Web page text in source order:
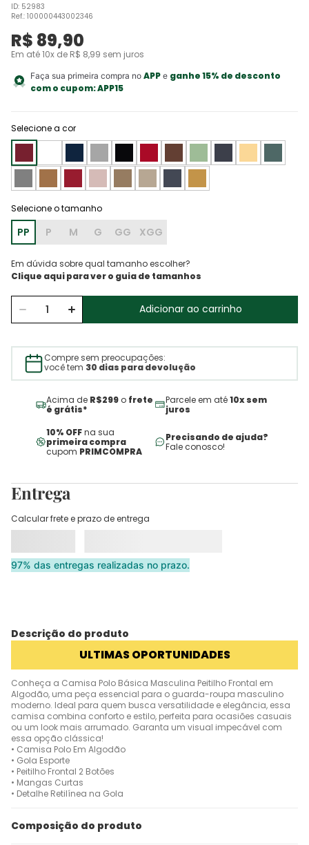
ID: 52983
Ref.: 100000443002346
R$ 89,90
Em até10x de R$ 8,99 sem juros
Faça sua primeira compra no APPe ganhe 15% de desconto
com o cupom:APP15
Selecione a cor
PP P M G GG XGG
Em dúvida sobre qual tamanho escolher?
Adicionar ao carrinho
Compre sem preocupações:
você tem 30 dias para devolução
Acima de R$299 o frete
é grátis*
Parcele em até10x sem
juros
10% OFFna sua
primeira compra
cupom PRIMCOMPRA
Precisando de ajuda?
Fale conosco!
Entrega
Calcular frete e prazo de entrega
97% das entregas realizadas no prazo.
Descrição do produto
ULTIMAS OPORTUNIDADES
Conheça a Camisa Polo Básica Masculina Peitilho Frontal em
Algodão, uma peça essencial para o guarda-roupa masculino
moderno. Ideal para quem busca versatilidade e elegância, essa
camisa combina conforto e estilo, perfeita para ocasiões casuais
ou um look mais arrumado. Garanta um visual impecável com
essa opção clássica!
• Camisa Polo Em Algodão
• Gola Esporte
• Peitilho Frontal 2 Botões
• Mangas Curtas
• Detalhe Retilínea na Gola
Composição do produto